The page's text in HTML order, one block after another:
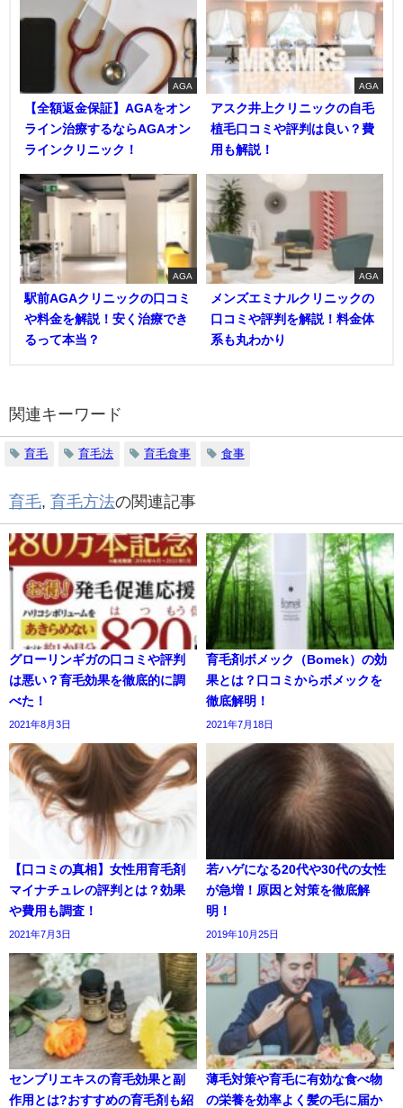
AGA
【全額返金保証】AGAをオン
ライン治療するならAGAオン
ラインクリニック！
AGA
アスク井上クリニックの自毛
植毛口コミや評判は良い？費
用も解説！
AGA
駅前AGAクリニックの口コミ
や料金を解説！安く治療でき
るって本当？
AGA
メンズエミナルクリニックの
口コミや評判を解説！料金体
系も丸わかり
関連キーワード
育毛 育毛法 育毛食事 食事
育毛, 育毛方法の関連記事
グローリンギガの口コミや評判
は悪い？育毛効果を徹底的に調
べた！
2021年8月3日
育毛剤ボメック（Bomek）の効
果とは？口コミからボメックを
徹底解明！
2021年7月18日
【口コミの真相】女性用育毛剤
マイナチュレの評判とは？効果
や費用も調査！
2021年7月3日
若ハゲになる20代や30代の女性
が急増！原因と対策を徹底解
明！
2019年10月25日
センブリエキスの育毛効果と副
作用とは?おすすめの育毛剤も紹
薄毛対策や育毛に有効な食べ物
の栄養を効率よく髪の毛に届か